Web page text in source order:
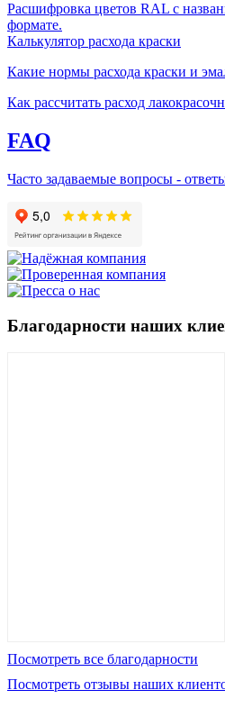
Расшифровка цветов RAL с
формате.
Калькулятор расхода краски
Какие нормы расхода краски и
Как рассчитать расход
FAQ
Часто задаваемые вопросы -
Благодарности наших
Посмотреть все благодарности
Посмотреть отзывы наших